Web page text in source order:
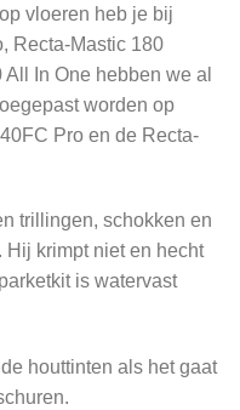
vloeren heb je bij
Recta-Mastic 180
In One hebben we al
worden op
Pro en de Recta-
trillingen, schokken en
krimpt niet en hecht
is watervast
houttinten als het gaat